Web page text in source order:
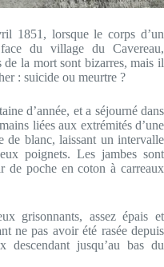
1851, lorsque le corps d’un
du village du Cavereau,
de la mort sont bizarres, mais il
: suicide ou meurtre ?
d’année, et a séjourné dans
liées aux extrémités d’une
de blanc, laissant un intervalle
poignets. Les jambes sont
de poche en coton à carreaux
grisonnants, assez épais et
ne pas avoir été rasée depuis
jusqu’au bas du